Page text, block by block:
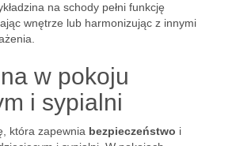
na schody pełni funkcję
wnętrze lub harmonizując z innymi
w pokoju
i sypialni
która zapewnia bezpieczeństwo i